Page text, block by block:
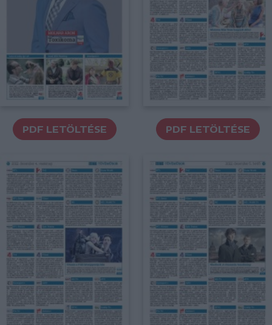
PDF LETÖLTÉSE PDF LETÖLTÉSE